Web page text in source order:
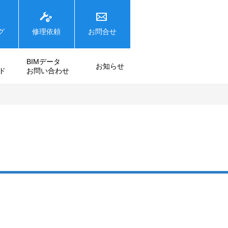
修理依頼 お問合せ
BIMデータ
お問い合わせ
お知らせ